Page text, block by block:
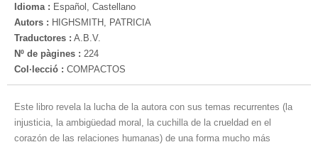
Idioma : Español, Castellano
Autors : HIGHSMITH, PATRICIA
Traductores : A.B.V.
Nº de pàgines : 224
Col·lecció : COMPACTOS
Este libro revela la lucha de la autora con sus temas recurrentes (la
injusticia, la ambigüedad moral, la cuchilla de la crueldad en el
corazón de las relaciones humanas) de una forma mucho más